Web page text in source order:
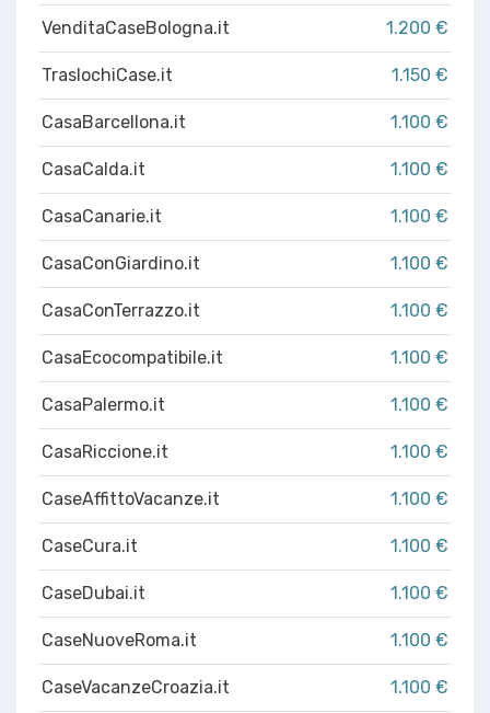
VenditaCaseBologna.it 1.200 €
TraslochiCase.it 1.150 €
CasaBarcellona.it 1.100 €
CasaCalda.it 1.100 €
CasaCanarie.it 1.100 €
CasaConGiardino.it 1.100 €
CasaConTerrazzo.it 1.100 €
CasaEcocompatibile.it 1.100 €
CasaPalermo.it 1.100 €
CasaRiccione.it 1.100 €
CaseAffittoVacanze.it 1.100 €
CaseCura.it 1.100 €
CaseDubai.it 1.100 €
CaseNuoveRoma.it 1.100 €
CaseVacanzeCroazia.it 1.100 €